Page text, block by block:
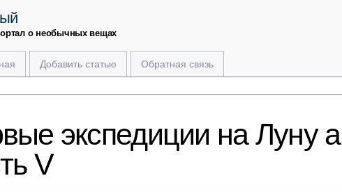
о необычных вещах
Добавить статью Обратная связь
экспедиции на Луну
V